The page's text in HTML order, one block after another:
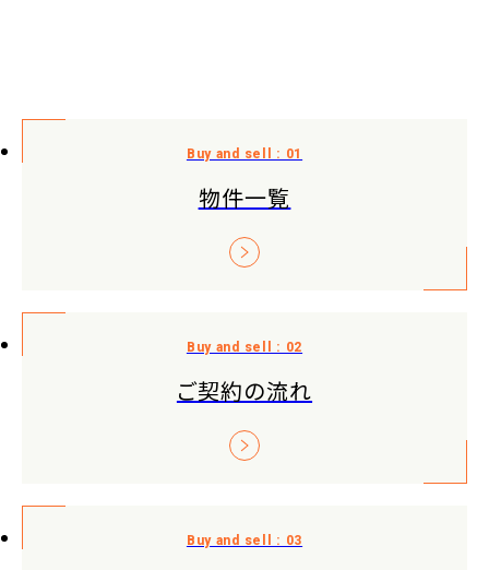
物件一覧
ご契約の流れ